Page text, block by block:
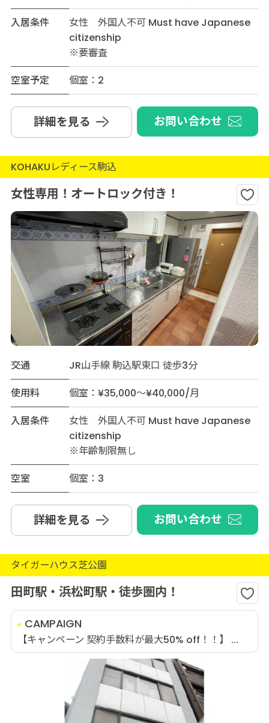
入居条件
女性 外国人不可 Must have Japanese
citizenship
※要審査
空室予定
個室：2
詳細を見る お問い合わせ
KOHAKUレディース駒込
女性専用！オートロック付き！
交通
JR山手線 駒込駅東口 徒歩3分
使用料
個室：¥35,000～¥40,000/月
入居条件
女性 外国人不可 Must have Japanese
citizenship
※年齢制限無し
空室
個室：3
詳細を見る お問い合わせ
タイガーハウス芝公園
田町駅・浜松町駅・徒歩圏内！
CAMPAIGN
【キャンペーン 契約手数料が最大50% off！！】 ...